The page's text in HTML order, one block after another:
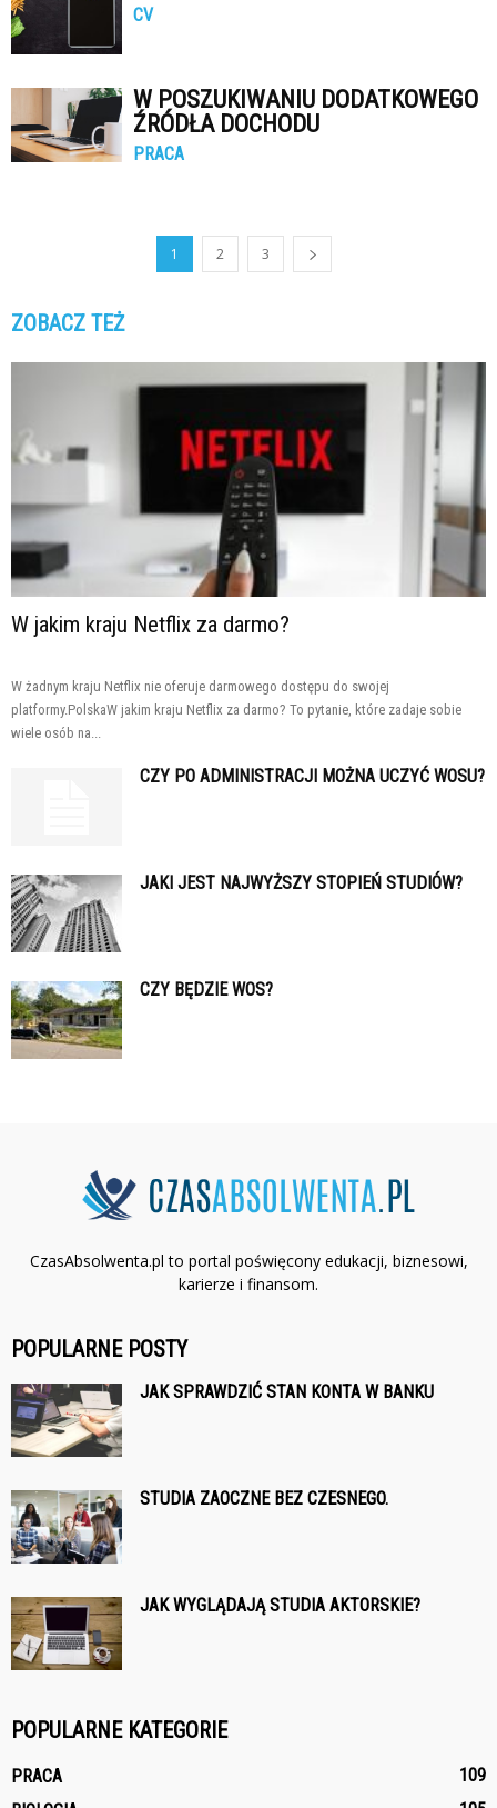
CV
W POSZUKIWANIU DODATKOWEGO
ŹRÓDŁA DOCHODU
PRACA
1 2 3
ZOBACZ TEŻ
W jakim kraju Netflix za darmo?
W żadnym kraju Netflix nie oferuje darmowego dostępu do swojej
platformy.PolskaW jakim kraju Netflix za darmo? To pytanie, które zadaje sobie
wiele osób na...
CZY PO ADMINISTRACJI MOŻNA UCZYĆ WOSU?
JAKI JEST NAJWYŻSZY STOPIEŃ STUDIÓW?
CZY BĘDZIE WOS?
CzasAbsolwenta.pl to portal poświęcony edukacji, biznesowi,
karierze i finansom.
POPULARNE POSTY
JAK SPRAWDZIĆ STAN KONTA W BANKU
STUDIA ZAOCZNE BEZ CZESNEGO.
JAK WYGLĄDAJĄ STUDIA AKTORSKIE?
POPULARNE KATEGORIE
PRACA
109